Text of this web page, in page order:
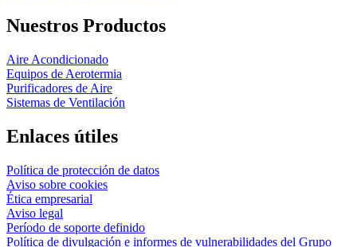
Nuestros Productos
Aire Acondicionado
Equipos de Aerotermia
Purificadores de Aire
Sistemas de Ventilación
Enlaces útiles
Política de protección de datos
Aviso sobre cookies
Ética empresarial
Aviso legal
Período de soporte definido
Política de divulgación e informes de vulnerabilidades del Grupo